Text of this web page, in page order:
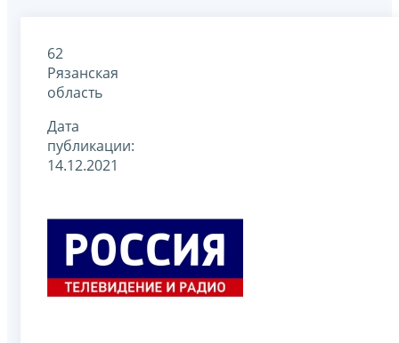
62
Рязанская
область
Дата
публикации:
14.12.2021